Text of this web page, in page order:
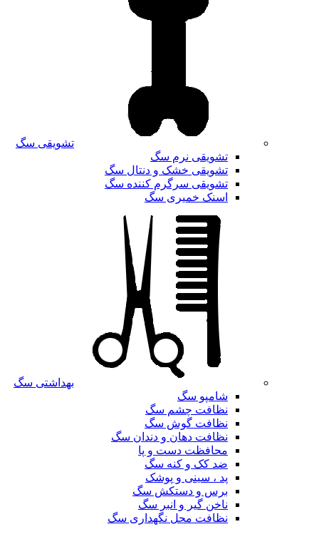
تشویقی سگ
تشویقی نرم سگ
تشویقی خشک و دنتال سگ
تشویقی سرگرم کننده سگ
اسنک خمیری سگ
بهداشتی سگ
شامپو سگ
نظافت چشم سگ
نظافت گوش سگ
نظافت دهان و دندان سگ
محافظت دست و پا
ضد کک و کنه سگ
پد ، سینی و پوشک
برس و دستکش سگ
ناخن گیر و انبر سگ
نظافت محل نگهداری سگ